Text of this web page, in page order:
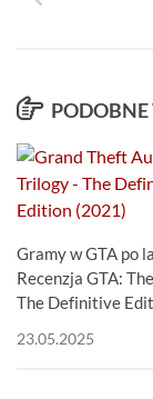
PODOBNE
Gramy w GTA po
Recenzja GTA:
The Definitive
23.05.2025